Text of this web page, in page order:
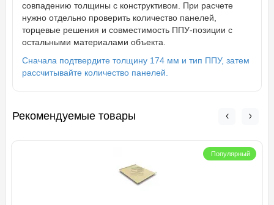
совпадению толщины с конструктивом. При расчете
нужно отдельно проверить количество панелей,
торцевые решения и совместимость ППУ-позиции с
остальными материалами объекта.
Сначала подтвердите толщину 174 мм и тип ППУ, затем
рассчитывайте количество панелей.
Рекомендуемые товары
Популярный